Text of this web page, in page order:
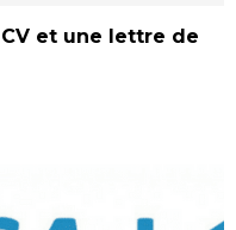
et une lettre de